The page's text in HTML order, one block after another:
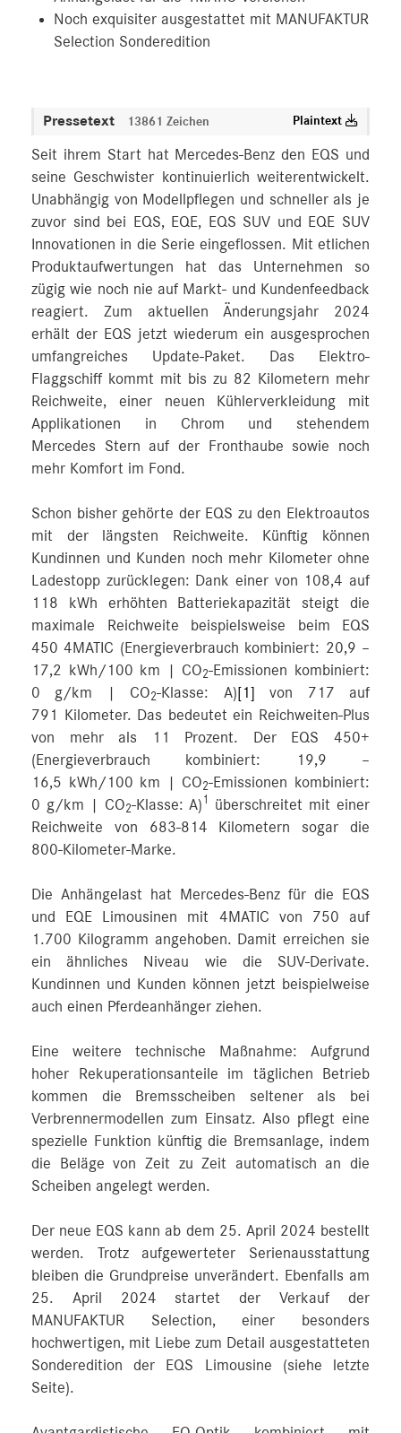
Noch exquisiter ausgestattet mit MANUFAKTUR
Selection Sonderedition
Pressetext 13861 Zeichen Plaintext
Seit ihrem Start hat Mercedes‑Benz den EQS und
seine Geschwister kontinuierlich weiterentwickelt.
Unabhängig von Modellpflegen und schneller als je
zuvor sind bei EQS, EQE, EQS SUV und EQE SUV
Innovationen in die Serie eingeflossen. Mit etlichen
Produktaufwertungen hat das Unternehmen so
zügig wie noch nie auf Markt- und Kundenfeedback
reagiert. Zum aktuellen Änderungsjahr 2024
erhält der EQS jetzt wiederum ein ausgesprochen
umfangreiches Update-Paket. Das Elektro-
Flaggschiff kommt mit bis zu 82 Kilometern mehr
Reichweite, einer neuen Kühlerverkleidung mit
Applikationen in Chrom und stehendem
Mercedes Stern auf der Fronthaube sowie noch
mehr Komfort im Fond.
Schon bisher gehörte der EQS zu den Elektroautos
mit der längsten Reichweite. Künftig können
Kundinnen und Kunden noch mehr Kilometer ohne
Ladestopp zurücklegen: Dank einer von 108,4 auf
118 kWh erhöhten Batteriekapazität steigt die
maximale Reichweite beispielsweise beim EQS
450 4MATIC (Energieverbrauch kombiniert: 20,9 –
17,2 kWh/100 km | CO2‑Emissionen kombiniert:
0 g/km | CO2-Klasse: A)[1] von 717 auf
791 Kilometer. Das bedeutet ein Reichweiten-Plus
von mehr als 11 Prozent. Der EQS 450+
(Energieverbrauch kombiniert: 19,9 –
16,5 kWh/100 km | CO2‑Emissionen kombiniert:
0 g/km | CO2-Klasse: A) 1
überschreitet mit einer
Reichweite von 683-814 Kilometern sogar die
800-Kilometer-Marke.
Die Anhängelast hat Mercedes‑Benz für die EQS
und EQE Limousinen mit 4MATIC von 750 auf
1.700 Kilogramm angehoben. Damit erreichen sie
ein ähnliches Niveau wie die SUV-Derivate.
Kundinnen und Kunden können jetzt beispielweise
auch einen Pferdeanhänger ziehen.
Eine weitere technische Maßnahme: Aufgrund
hoher Rekuperationsanteile im täglichen Betrieb
kommen die Bremsscheiben seltener als bei
Verbrennermodellen zum Einsatz. Also pflegt eine
spezielle Funktion künftig die Bremsanlage, indem
die Beläge von Zeit zu Zeit automatisch an die
Scheiben angelegt werden.
Der neue EQS kann ab dem 25. April 2024 bestellt
werden. Trotz aufgewerteter Serienausstattung
bleiben die Grundpreise unverändert. Ebenfalls am
25. April 2024 startet der Verkauf der
MANUFAKTUR Selection, einer besonders
hochwertigen, mit Liebe zum Detail ausgestatteten
Sonderedition der EQS Limousine (siehe letzte
Seite).